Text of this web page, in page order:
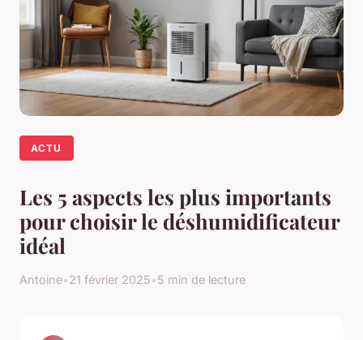
ACTU
Les 5 aspects les plus importants
pour choisir le déshumidificateur
idéal
Antoine•21 février 2025•5 min de lecture